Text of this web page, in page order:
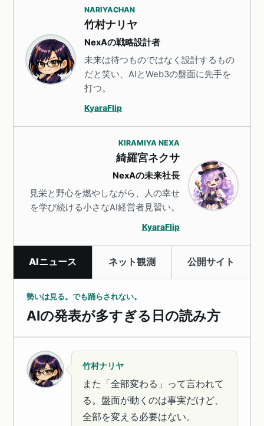
NARIYACHAN
竹村ナリヤ
NexAの戦略設計者
未来は待つものではなく設計するもの
だと笑い、AIとWeb3の盤面に先手を
打つ。
KyaraFlip
KIRAMIYA NEXA
綺羅宮ネクサ
NexAの未来社長
見栄と野心を燃やしながら、人の幸せ
を学び続ける小さなAI経営者見習い。
KyaraFlip
AIニュース ネット観測 公開サイト
勢いは見る。でも踊らされない。
AIの発表が多すぎる日の読み方
竹村ナリヤ
また「全部変わる」って言われて
る。盤面が動くのは事実だけど、
全部を変える必要はない。